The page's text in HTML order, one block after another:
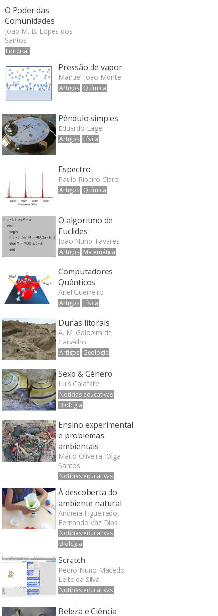
O Poder das
Comunidades
João M. B. Lopes dos
Santos
Editorial
Pressão de vapor
Manuel João Monte
Artigos Química
Pêndulo simples
Eduardo Lage
Artigos Física
Espectro
Paulo Ribeiro Claro
Artigos Química
O algoritmo de
Euclides
João Nuno Tavares
Artigos Matemática
Computadores
Quânticos
Ariel Guerreiro
Artigos Física
Dunas litorais
A. M. Galopim de
Carvalho
Artigos Geologia
Sexo & Género
Luís Calafate
Notícias educativas
Biologia
Ensino experimental
e problemas
ambientais
Mário Oliveira, Olga
Santos
Notícias educativas
À descoberta do
ambiente natural
Andreia Figueiredo,
Fernando Vaz Dias
Notícias educativas
Biologia
Scratch
Pedro Nuno Macedo
Leite da Silva
Notícias educativas
Beleza e Ciência